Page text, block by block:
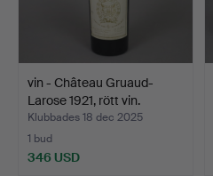
vin - Château Gruaud-
Larose 1921, rött vin.
Klubbades 18 dec 2025
1 bud
346 USD